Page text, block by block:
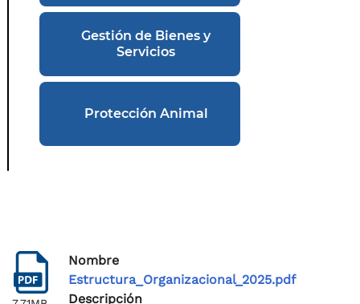
Gestión de Bienes y
Servicios
Protección Animal
Nombre
Estructura_Organizacional_2025.pdf
Descripción